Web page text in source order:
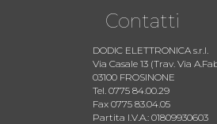
Contatti
DODIC ELETTRONICA s.r.l.
Via Casale 13 (Trav. Via
03100 FROSINONE
Tel. 0775 84.00.29
Fax 0775 83.04.05
Partita I.V.A.: 01809930603